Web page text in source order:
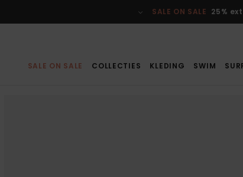
SALE ON SALE 25%
SALE ON SALE COLLECTIES KLEDING SWIM